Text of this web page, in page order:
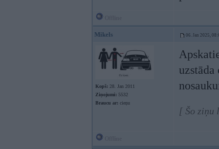
Mikels 06. Jan 2025,
Kopš: 28. Jan 2011
Ziņojumi: 5532
Braucu ar: cieņu
[ Šo ziņu